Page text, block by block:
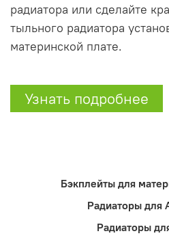
радиатора или сделайте
тыльного радиатора
материнской плате.
Узнать подробнее
Бэкплейты для
Радиаторы для
Радиаторы